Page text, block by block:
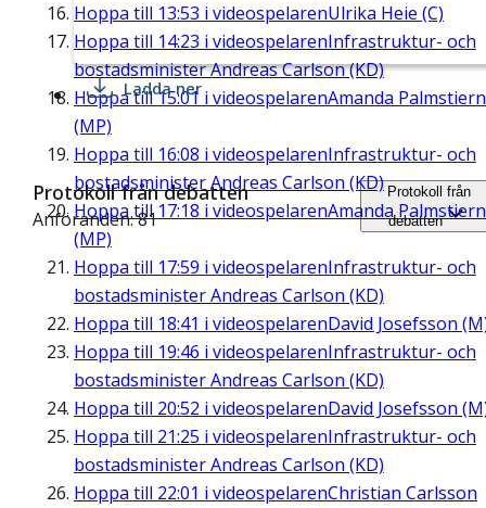
Hoppa till 13:53 i videospelarenUlrika Heie (C)
Hoppa till 14:23 i videospelarenInfrastruktur- och
bostadsminister Andreas Carlson (KD)
Hoppa till15:01 i videospelarenAmanda
(MP)
Hoppa till 16:08 i videospelarenInfrastruktur- och
bostadsminister Andreas Carlson (KD)
Hoppa till 17:18 i videospelarenAmanda
(MP)
Hoppa till 17:59 i videospelarenInfrastruktur- och
bostadsminister Andreas Carlson (KD)
Hoppa till 18:41 i videospelarenDavid Josefsson
Hoppa till 19:46 i videospelarenInfrastruktur- och
bostadsminister Andreas Carlson (KD)
Hoppa till 20:52 i videospelarenDavid Josefsson
Hoppa till 21:25 i videospelarenInfrastruktur- och
bostadsminister Andreas Carlson (KD)
Hoppa till 22:01 i videospelarenChristian Carlsson
Ladda ner
Protokoll från debatten
Anföranden: 81
Protokoll från
debatten